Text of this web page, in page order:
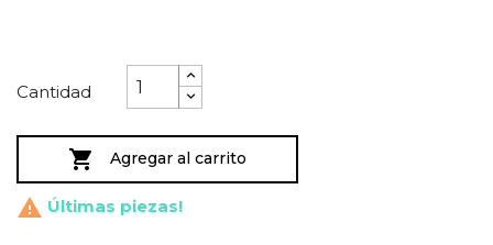
Cantidad
 Agregar al carrito
 Últimas piezas!